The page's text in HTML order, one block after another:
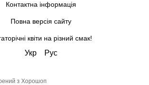
Контактна інформація
Повна версія сайту
квіти на різний смак!
Укр Рус
з Хорошоп